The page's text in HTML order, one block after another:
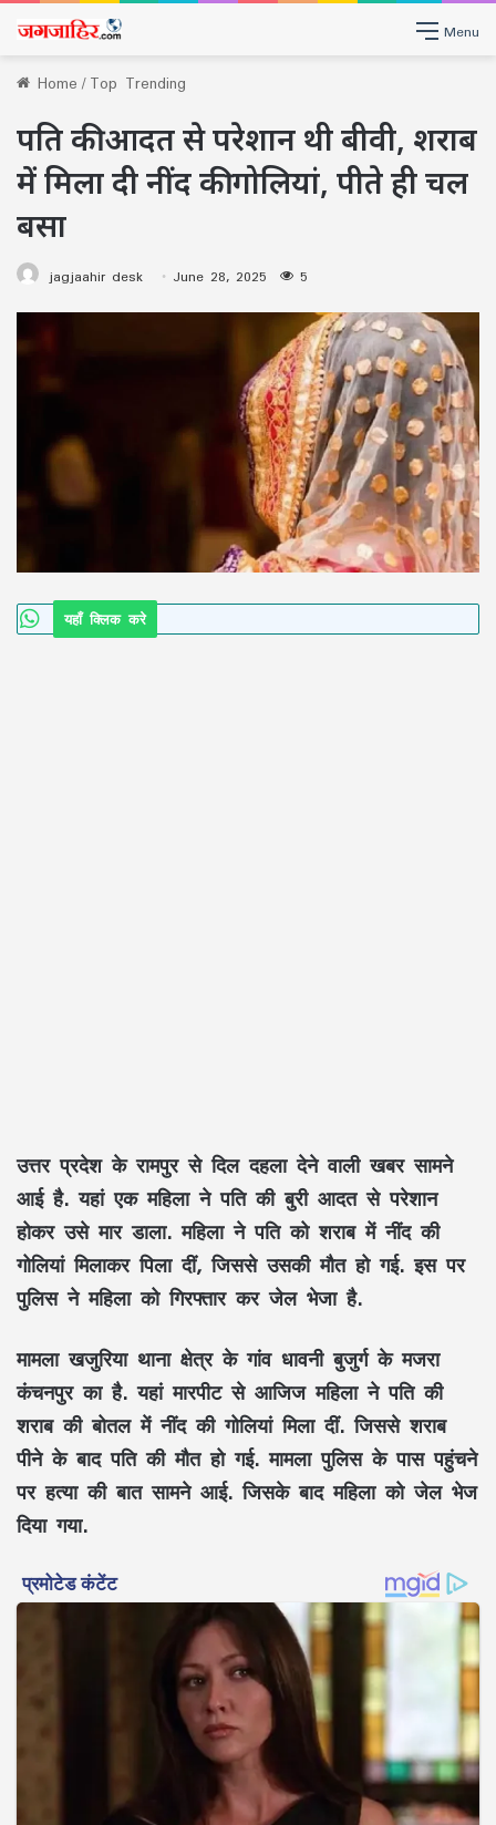
Menu
Home/Top Trending
पति की आदत से परेशान थी बीवी, शराब
में मिला दी नींद की गोलियां, पीते ही चल
बसा
jagjaahir desk June 28, 2025 5
यहाँ क्लिक करे
उत्तर प्रदेश के रामपुर से दिल दहला देने वाली खबर सामने
आई है. यहां एक महिला ने पति की बुरी आदत से परेशान
होकर उसे मार डाला. महिला ने पति को शराब में नींद की
गोलियां मिलाकर पिला दीं, जिससे उसकी मौत हो गई. इस पर
पुलिस ने महिला को गिरफ्तार कर जेल भेजा है.
मामला खजुरिया थाना क्षेत्र के गांव धावनी बुजुर्ग के मजरा
कंचनपुर का है. यहां मारपीट से आजिज महिला ने पति की
शराब की बोतल में नींद की गोलियां मिला दीं. जिससे शराब
पीने के बाद पति की मौत हो गई. मामला पुलिस के पास पहुंचने
पर हत्या की बात सामने आई. जिसके बाद महिला को जेल भेज
दिया गया.